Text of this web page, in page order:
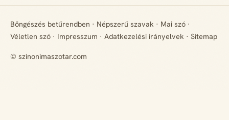
Böngészés betűrendben · Népszerű szavak · Mai szó ·
Véletlen szó · Impresszum · Adatkezelési irányelvek · Sitemap
© szinonimaszotar.com